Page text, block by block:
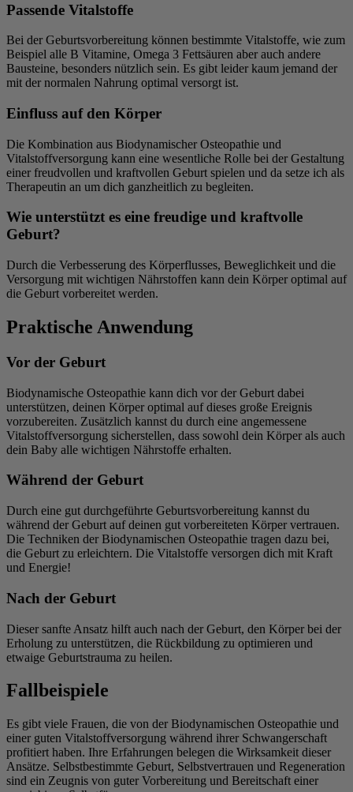
Passende Vitalstoffe
Bei der Geburtsvorbereitung können bestimmte Vitalstoffe, wie zum
Beispiel alle B Vitamine, Omega 3 Fettsäuren aber auch andere
Bausteine, besonders nützlich sein. Es gibt leider kaum jemand der
mit der normalen Nahrung optimal versorgt ist.
Einfluss auf den Körper
Die Kombination aus Biodynamischer Osteopathie und
Vitalstoffversorgung kann eine wesentliche Rolle bei der Gestaltung
einer freudvollen und kraftvollen Geburt spielen und da setze ich als
Therapeutin an um dich ganzheitlich zu begleiten.
Wie unterstützt es eine freudige und kraftvolle
Geburt?
Durch die Verbesserung des Körperflusses, Beweglichkeit und die
Versorgung mit wichtigen Nährstoffen kann dein Körper optimal auf
die Geburt vorbereitet werden.
Praktische Anwendung
Vor der Geburt
Biodynamische Osteopathie kann dich vor der Geburt dabei
unterstützen, deinen Körper optimal auf dieses große Ereignis
vorzubereiten. Zusätzlich kannst du durch eine angemessene
Vitalstoffversorgung sicherstellen, dass sowohl dein Körper als auch
dein Baby alle wichtigen Nährstoffe erhalten.
Während der Geburt
Durch eine gut durchgeführte Geburtsvorbereitung kannst du
während der Geburt auf deinen gut vorbereiteten Körper vertrauen.
Die Techniken der Biodynamischen Osteopathie tragen dazu bei,
die Geburt zu erleichtern. Die Vitalstoffe versorgen dich mit Kraft
und Energie!
Nach der Geburt
Dieser sanfte Ansatz hilft auch nach der Geburt, den Körper bei der
Erholung zu unterstützen, die Rückbildung zu optimieren und
etwaige Geburtstrauma zu heilen.
Fallbeispiele
Es gibt viele Frauen, die von der Biodynamischen Osteopathie und
einer guten Vitalstoffversorgung während ihrer Schwangerschaft
profitiert haben. Ihre Erfahrungen belegen die Wirksamkeit dieser
Ansätze. Selbstbestimmte Geburt, Selbstvertrauen und Regeneration
sind ein Zeugnis von guter Vorbereitung und Bereitschaft einer